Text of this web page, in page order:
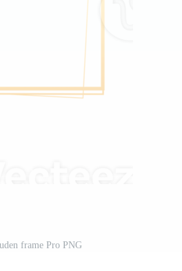
frame Pro PNG